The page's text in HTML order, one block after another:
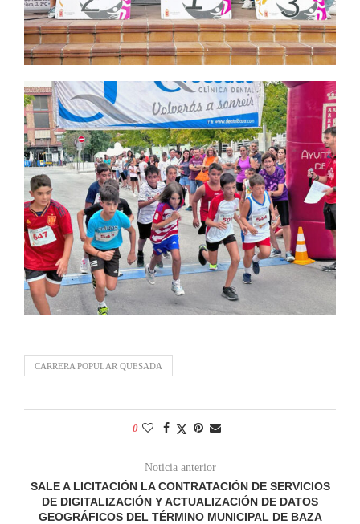
CARRERA POPULAR QUESADA
0
Noticia anterior
SALE A LICITACIÓN LA CONTRATACIÓN DE SERVICIOS
DE DIGITALIZACIÓN Y ACTUALIZACIÓN DE DATOS
GEOGRÁFICOS DEL TÉRMINO MUNICIPAL DE BAZA